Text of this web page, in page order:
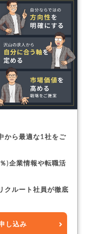
から最適な1社をご
)企業情報や転職活
クルート社員が徹底
し込み